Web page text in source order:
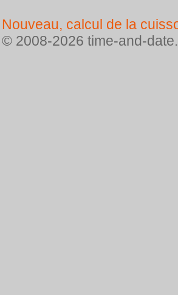
Nouveau, calcul de la
© 2008-2026 time-and-